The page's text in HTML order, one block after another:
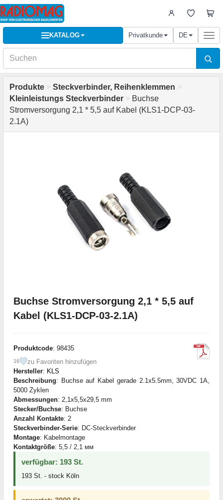
KATALOG Privatkunde DE
Produkte > Steckverbinder, Reihenklemmen >
Kleinleistungs Steckverbinder > Buchse
Stromversorgung 2,1 * 5,5 auf Kabel (KLS1-DCP-03-
2.1A)
Buchse Stromversorgung 2,1 * 5,5 auf
Kabel (KLS1-DCP-03-2.1A)
Produktcode: 98435
16
zu Favoriten hinzufügen
Hersteller: KLS
Beschreibung: Buchse auf Kabel gerade 2.1x5.5mm, 30VDC 1A,
5000 Zyklen
Abmessungen: 2,1x5,5x29,5 mm
Stecker/Buchse: Buchse
Anzahl Kontakte: 2
Steckverbinder-Serie: DC-Steckverbinder
Montage: Kabelmontage
Kontaktgröße: 5,5 / 2,1 мм
verfügbar: 193 St.
193 St. - stock Köln